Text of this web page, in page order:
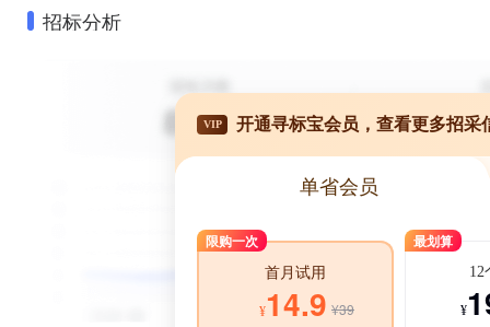
招标分析
VIP 开通寻标宝会员，查看更多招采
单省会员
限购一次
首月试用
¥14.9 ¥39
最划算
12
¥